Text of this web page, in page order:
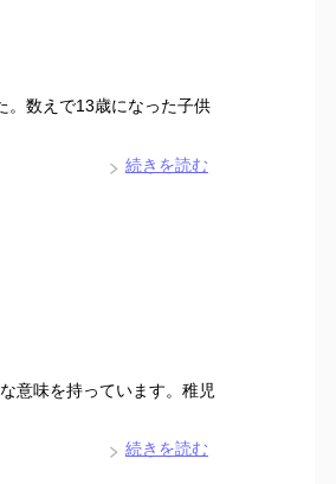
。数えで13歳になった子供
続きを読む
意味を持っています。稚児
続きを読む